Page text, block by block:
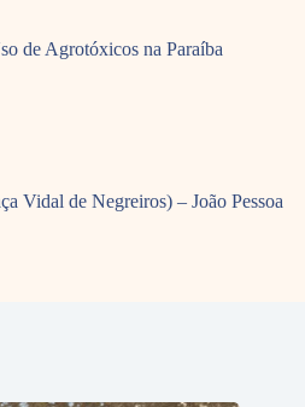
de Agrotóxicos na Paraíba
Vidal de Negreiros) – João Pessoa